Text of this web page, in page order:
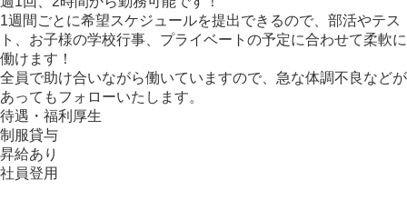
1週間ごとに希望スケジュールを提出できるので、部活やテス
ト、お子様の学校行事、プライベートの予定に合わせて柔軟に
働けます！
全員で助け合いながら働いていますので、急な体調不良などが
あってもフォローいたします。
待遇・福利厚生
制服貸与
昇給あり
社員登用